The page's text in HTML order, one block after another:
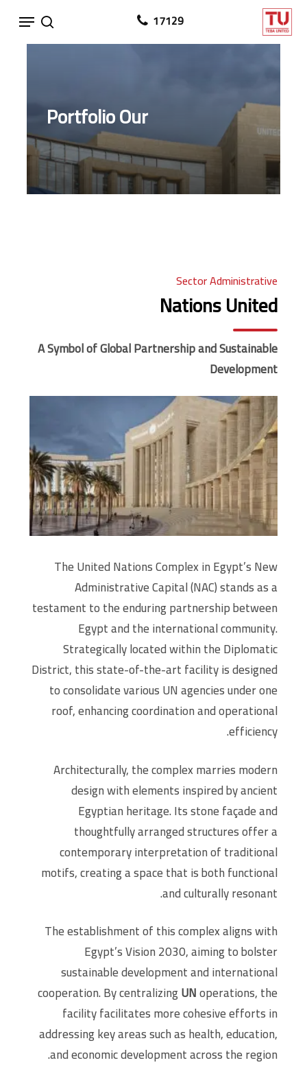
Skip
content
17129
search
Menu
Our
Portfolio
Administrative
Sector
United
Nations
A Symbol of Global Partnership and Sustainable
Development
The United Nations Complex in Egypt’s New
Administrative Capital (NAC) stands as a
testament to the enduring partnership between
Egypt and the international community.
Strategically located within the Diplomatic
District, this state-of-the-art facility is designed
to consolidate various UN agencies under one
roof, enhancing coordination and operational
efficiency.​
Architecturally, the complex marries modern
design with elements inspired by ancient
Egyptian heritage. Its stone façade and
thoughtfully arranged structures offer a
contemporary interpretation of traditional
motifs, creating a space that is both functional
and culturally resonant.
The establishment of this complex aligns with
Egypt’s Vision 2030, aiming to bolster
sustainable development and international
cooperation. By centralizingUNoperations, the
facility facilitates more cohesive efforts in
addressing key areas such as health, education,
and economic development across the region.​